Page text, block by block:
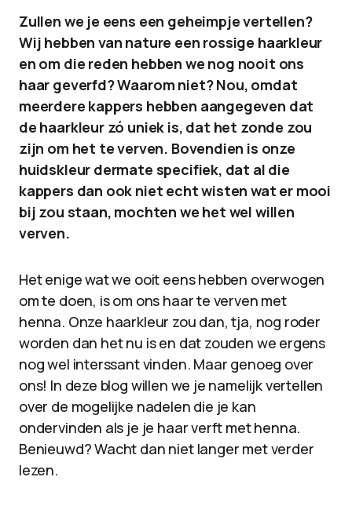
Zullen we je eens een geheimpje vertellen?
Wij hebben van nature een rossige haarkleur
en om die reden hebben we nog nooit ons
haar geverfd? Waarom niet? Nou, omdat
meerdere kappers hebben aangegeven dat
de haarkleur zó uniek is, dat het zonde zou
zijn om het te verven. Bovendien is onze
huidskleur dermate specifiek, dat al die
kappers dan ook niet echt wisten wat er mooi
bij zou staan, mochten we het wel willen
verven.
Het enige wat we ooit eens hebben overwogen
om te doen, is om ons haar te verven met
henna. Onze haarkleur zou dan, tja, nog roder
worden dan het nu is en dat zouden we ergens
nog wel interssant vinden. Maar genoeg over
ons! In deze blog willen we je namelijk vertellen
over de mogelijke nadelen die je kan
ondervinden als je je haar verft met henna.
Benieuwd? Wacht dan niet langer met verder
lezen.